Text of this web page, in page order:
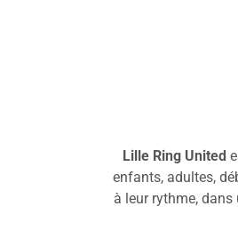
Lille Ring United
enfants, adultes,
à leur rythme,